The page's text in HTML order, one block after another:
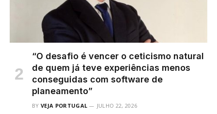
“O desafio é vencer o ceticismo natural
de quem já teve experiências menos
conseguidas com software de
planeamento”
BY VEJA PORTUGAL JULHO 22, 2026